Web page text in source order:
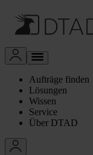
Aufträge finden
Lösungen
Wissen
Service
Über DTAD